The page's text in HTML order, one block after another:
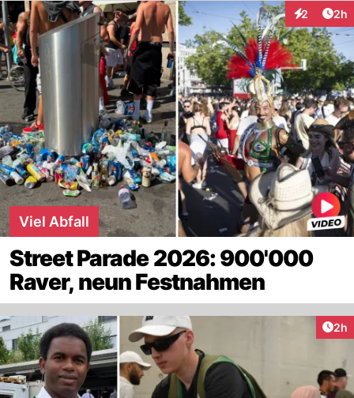
2 2h
Viel Abfall
Street Parade 2026: 900'000
Raver, neun Festnahmen
2h